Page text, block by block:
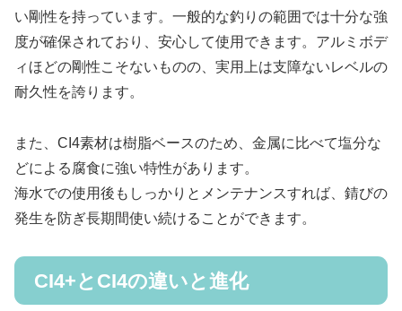
い剛性を持っています。一般的な釣りの範囲では十分な強
度が確保されており、安心して使用できます。アルミボデ
ィほどの剛性こそないものの、実用上は支障ないレベルの
耐久性を誇ります。
また、CI4素材は樹脂ベースのため、金属に比べて塩分な
どによる腐食に強い特性があります。
海水での使用後もしっかりとメンテナンスすれば、錆びの
発生を防ぎ長期間使い続けることができます。
CI4+とCI4の違いと進化